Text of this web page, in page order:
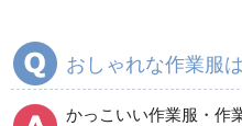
ズボン
おしゃれな作業服
かっこいい作業服・作